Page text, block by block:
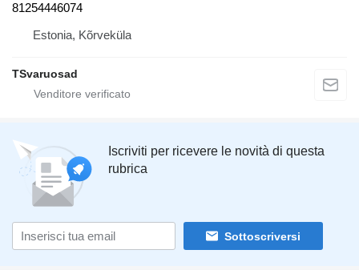
81254446074
Estonia, Kõrveküla
TSvaruosad
Iscriviti per ricevere le novità di questa
rubrica
Sottoscriversi